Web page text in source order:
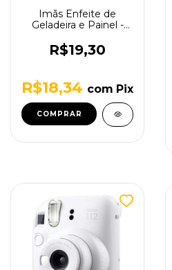
Imãs Enfeite de
Geladeira e Painel -
Unidades
R$19,30
R$18,34 com Pix